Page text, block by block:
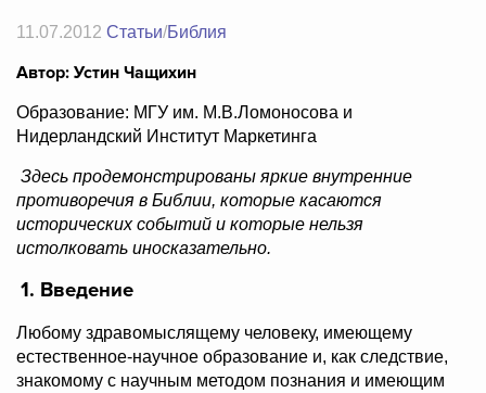
11.07.2012 Статьи/Библия
Автор: Устин Чащихин
Образование: МГУ им. М.В.Ломоносова и
Нидерландский Институт Маркетинга
Здесь продемонстрированы яркие внутренние
противоречия в Библии, которые касаются
исторических событий и которые нельзя
истолковать иносказательно.
1. Введение
Любому здравомыслящему человеку, имеющему
естественное-научное образование и, как следствие,
знакомому с научным методом познания и имеющим